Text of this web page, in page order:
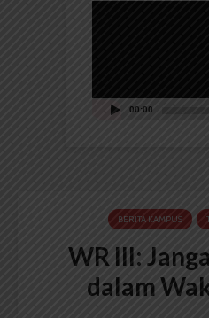
00:00
BERITA KAMPUS
WR III:
dalam